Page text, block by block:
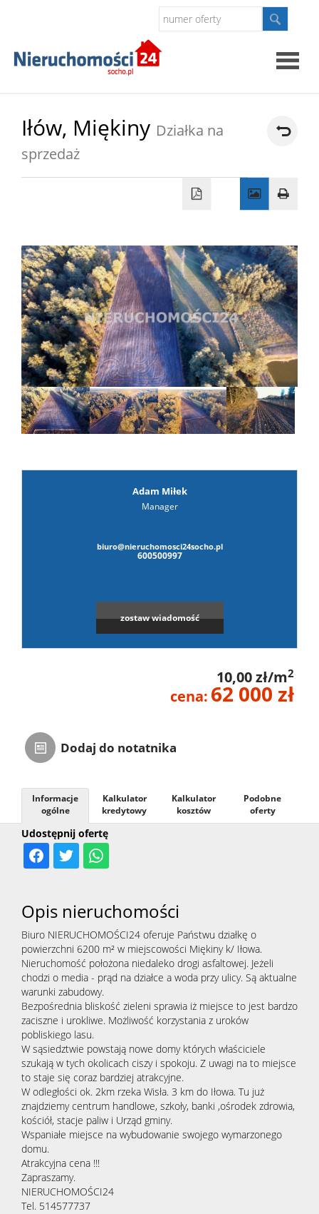
firmie
Iłów, Miękiny Działka na
sprzedaż
Adam Miłek
Manager
biuro@nieruchomosci24socho.pl
600500997
zostaw wiadomość
10,00 zł/m2
cena: 62 000 zł
Dodaj do notatnika
Udostępnij ofertę
Informacje
ogólne
Kalkulator
kredytowy
Kalkulator
kosztów
Podobne
oferty
Opis nieruchomości
Biuro NIERUCHOMOŚCI24 oferuje Państwu działkę o
powierzchni 6200 m² w miejscowości Miękiny k/ Iłowa.
Nieruchomość położona niedaleko drogi asfaltowej. Jeżeli
chodzi o media - prąd na działce a woda przy ulicy. Są aktualne
warunki zabudowy.
Bezpośrednia bliskość zieleni sprawia iż miejsce to jest bardzo
zaciszne i urokliwe. Możliwość korzystania z uroków
pobliskiego lasu.
W sąsiedztwie powstają nowe domy których właściciele
szukają w tych okolicach ciszy i spokoju. Z uwagi na to miejsce
to staje się coraz bardziej atrakcyjne.
W odległości ok. 2km rzeka Wisła. 3 km do Iłowa. Tu już
znajdziemy centrum handlowe, szkoły, banki ,ośrodek zdrowia,
kościół, stacje paliw i Urząd gminy.
Wspaniałe miejsce na wybudowanie swojego wymarzonego
domu.
Atrakcyjna cena !!!
Zapraszamy.
NIERUCHOMOŚCI24
Tel. 514577737